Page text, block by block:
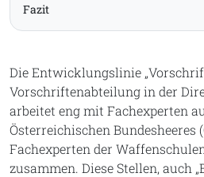
Fazit
Die Entwicklungslinie
Vorschriftenabteilung in der
arbeitet eng mit Fachexperten
Österreichischen Bundesheeres
Fachexperten der
zusammen. Diese Stellen, auch